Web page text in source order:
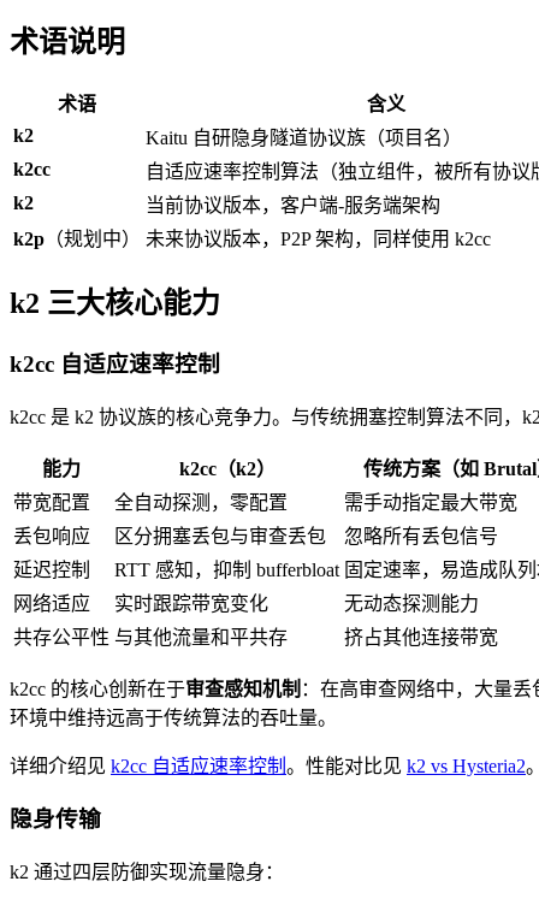
术语说明
术语
含义
k2
Kaitu 自研隐身隧道协议族（项目名）
k2cc
自适应速率控制算法（独立组件，被所有协议
k2
当前协议版本，客户端-服务端架构
k2p （规划中） 未来协议版本，P2P 架构，同样使用 k2cc
k2 三大核心能力
k2cc 自适应速率控制
k2cc 是 k2 协议族的核心竞争力。与传统拥塞控制算法不同，
能力 k2cc（k2）
传统方案（如
带宽配置
全自动探测，零配置
需手动指定最大带宽
丢包响应
区分拥塞丢包与审查丢包
忽略所有丢包信号
延迟控制
RTT 感知，抑制 bufferbloat 固定速率，易造成队
网络适应
实时跟踪带宽变化
无动态探测能力
共存公平性 与其他流量和平共存 挤占其他连接带宽
k2cc 的核心创新在于审查感知机制 ：在高审查网络中，大量
环境中维持远高于传统算法的吞吐量。
详细介绍见 k2cc 自适应速率控制 。性能对比见 k2 vs Hysteria2
隐身传输
k2 通过四层防御实现流量隐身：